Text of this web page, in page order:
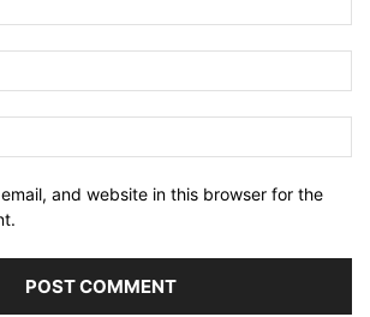
and website in this browser for the